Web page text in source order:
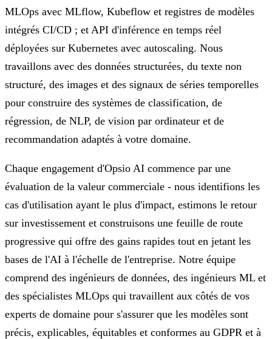
MLOps avec MLflow, Kubeflow et registres de modèles
intégrés CI/CD ; et API d'inférence en temps réel
déployées sur Kubernetes avec autoscaling. Nous
travaillons avec des données structurées, du texte non
structuré, des images et des signaux de séries temporelles
pour construire des systèmes de classification, de
régression, de NLP, de vision par ordinateur et de
recommandation adaptés à votre domaine.
Chaque engagement d'Opsio AI commence par une
évaluation de la valeur commerciale - nous identifions les
cas d'utilisation ayant le plus d'impact, estimons le retour
sur investissement et construisons une feuille de route
progressive qui offre des gains rapides tout en jetant les
bases de l'AI à l'échelle de l'entreprise. Notre équipe
comprend des ingénieurs de données, des ingénieurs ML et
des spécialistes MLOps qui travaillent aux côtés de vos
experts de domaine pour s'assurer que les modèles sont
précis, explicables, équitables et conformes au GDPR et à